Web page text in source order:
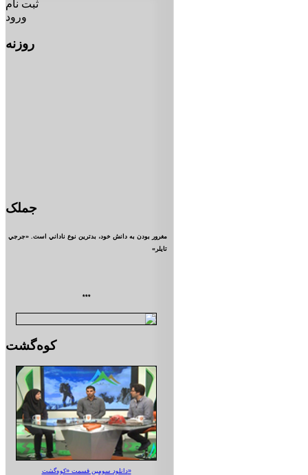
ثبت نام
ورود
روزنه
جملک
مغرور بودن به دانش خود، بدترين نوع ناداني است. «جرجي
تايلر»
***
کوه‌گشت
دانلود سومین قسمت «کوه‌گشت»